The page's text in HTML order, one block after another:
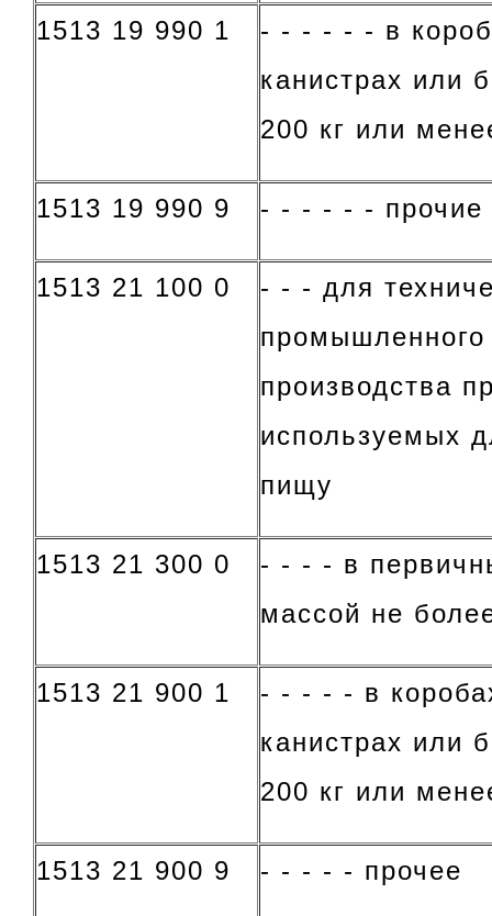
1513 19 990 1
- - - - - - в
канистрах или
200 кг или
1513 19 990 9 - - - - - - прочие
1513 21 100 0
- - - для
производства
используемых
пищу
1513 21 300 0
- - - - в
массой не
1513 21 900 1
- - - - - в
канистрах или
200 кг или
1513 21 900 9 - - - - - прочее